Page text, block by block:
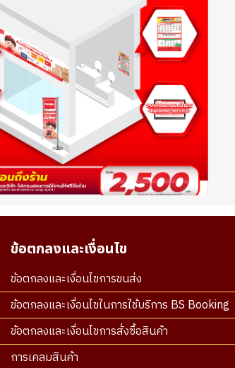
ข้อตกลงและเงื่อนไข
ข้อตกลงและเงื่อนไขการขนส่ง
ข้อตกลงและเงื่อนไขในการใช้บริการ BS Booking
ข้อตกลงและเงื่อนไขการสั่งซื้อสินค้า
การเคลมสินค้า